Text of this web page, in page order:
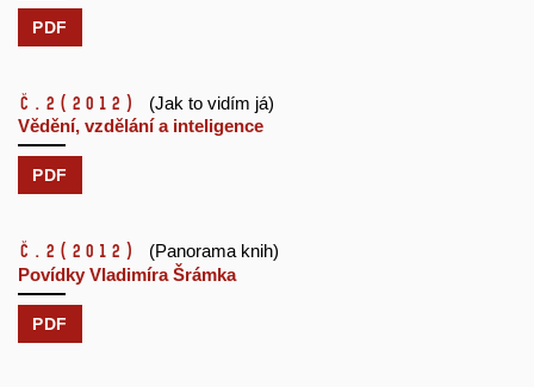
PDF
č.2 (2012)
(Jak to vidím já)
Vědění, vzdělání a inteligence
PDF
č.2 (2012)
(Panorama knih)
Povídky Vladimíra Šrámka
PDF